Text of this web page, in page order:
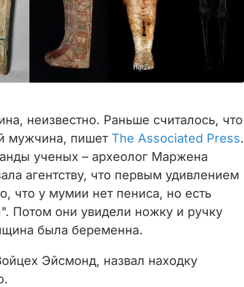
неизвестно. Раньше считалось, что
мужчина, пишет The Associated Press.
ученых – археолог Маржена
агентству, что первым удивлением
что у мумии нет пениса, но есть
Потом они увидели ножку и ручку
была беременна.
Эйсмонд, назвал находку